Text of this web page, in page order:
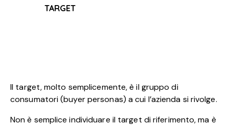
TARGET
Il target, molto semplicemente, è il gruppo di
consumatori (buyer personas) a cui l’azienda si rivolge.
Non è semplice individuare il target di riferimento, ma è